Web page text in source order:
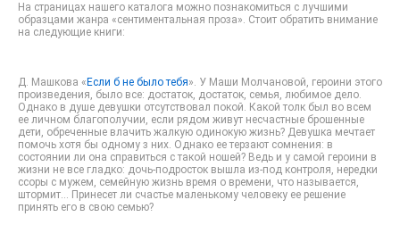
На страницах нашего каталога можно познакомиться с лучшими
образцами жанра «сентиментальная проза». Стоит обратить внимание
на следующие книги:
Д. Машкова « Если б не было тебя». У Маши Молчановой, героини этого
произведения, было все: достаток, достаток, семья, любимое дело.
Однако в душе девушки отсутствовал покой. Какой толк был во всем
ее личном благополучии, если рядом живут несчастные брошенные
дети, обреченные влачить жалкую одинокую жизнь? Девушка мечтает
помочь хотя бы одному з них. Однако ее терзают сомнения: в
состоянии ли она справиться с такой ношей? Ведь и у самой героини в
жизни не все гладко: дочь-подросток вышла из-под контроля, нередки
ссоры с мужем, семейную жизнь время о времени, что называется,
штормит… Принесет ли счастье маленькому человеку ее решение
принять его в свою семью?